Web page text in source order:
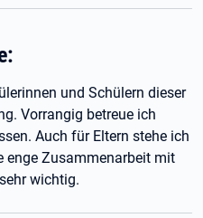
und Schülern dieser
Vorrangig betreue ich
Auch für Eltern stehe ich
enge Zusammenarbeit mit
wichtig.